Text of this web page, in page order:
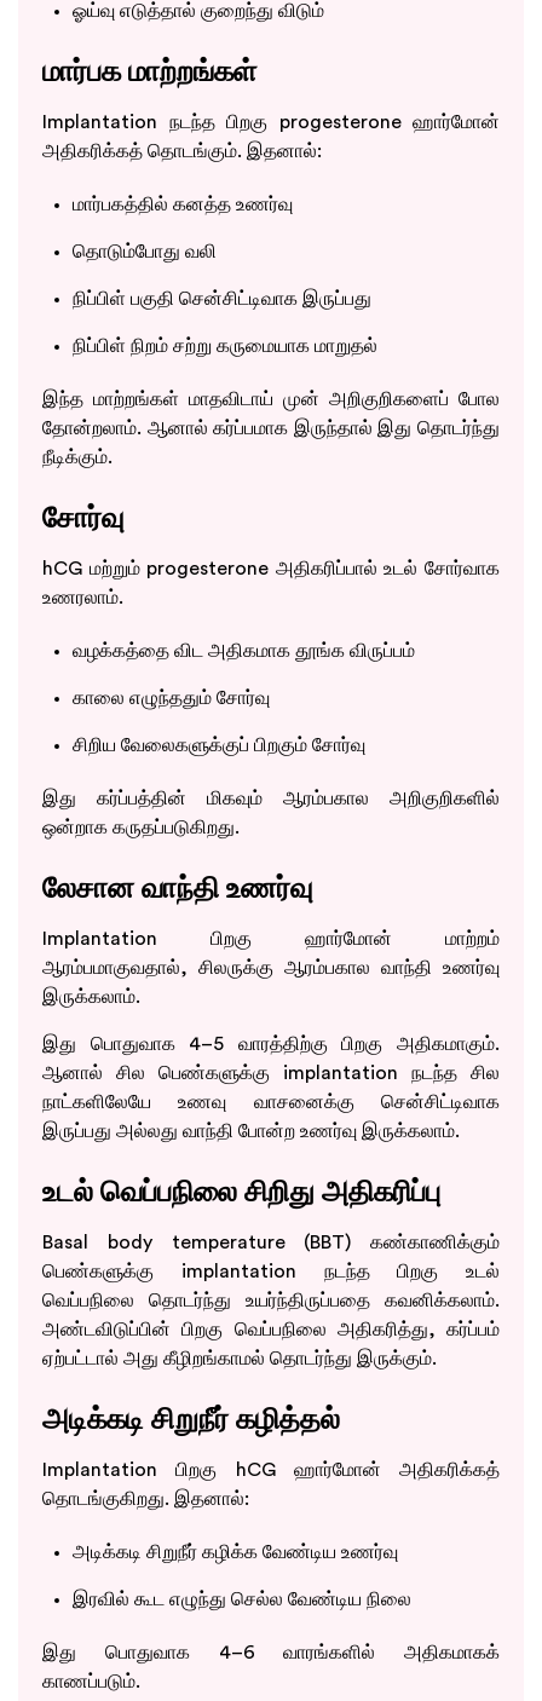
ஓய்வு எடுத்தால் குறைந்து விடும்
மார்பக மாற்றங்கள்
Implantation நடந்த பிறகு progesterone ஹார்மோன்
அதிகரிக்கத் தொடங்கும். இதனால்:
மார்பகத்தில் கனத்த உணர்வு
தொடும்போது வலி
நிப்பிள் பகுதி சென்சிட்டிவாக இருப்பது
நிப்பிள் நிறம் சற்று கருமையாக மாறுதல்
இந்த மாற்றங்கள் மாதவிடாய் முன் அறிகுறிகளைப் போல
தோன்றலாம். ஆனால் கர்ப்பமாக இருந்தால் இது தொடர்ந்து
நீடிக்கும்.
சோர்வு
hCG மற்றும் progesterone அதிகரிப்பால் உடல் சோர்வாக
உணரலாம்.
வழக்கத்தை விட அதிகமாக தூங்க விருப்பம்
காலை எழுந்ததும் சோர்வு
சிறிய வேலைகளுக்குப் பிறகும் சோர்வு
இது கர்ப்பத்தின் மிகவும் ஆரம்பகால அறிகுறிகளில்
ஒன்றாக கருதப்படுகிறது.
லேசான வாந்தி உணர்வு
Implantation பிறகு ஹார்மோன் மாற்றம்
ஆரம்பமாகுவதால், சிலருக்கு ஆரம்பகால வாந்தி உணர்வு
இருக்கலாம்.
இது பொதுவாக 4–5 வாரத்திற்கு பிறகு அதிகமாகும்.
ஆனால் சில பெண்களுக்கு implantation நடந்த சில
நாட்களிலேயே உணவு வாசனைக்கு சென்சிட்டிவாக
இருப்பது அல்லது வாந்தி போன்ற உணர்வு இருக்கலாம்.
உடல் வெப்பநிலை சிறிது அதிகரிப்பு
Basal body temperature (BBT) கண்காணிக்கும்
பெண்களுக்கு implantation நடந்த பிறகு உடல்
வெப்பநிலை தொடர்ந்து உயர்ந்திருப்பதை கவனிக்கலாம்.
அண்டவிடுப்பின் பிறகு வெப்பநிலை அதிகரித்து, கர்ப்பம்
ஏற்பட்டால் அது கீழிறங்காமல் தொடர்ந்து இருக்கும்.
அடிக்கடி சிறுநீர் கழித்தல்
Implantation பிறகு hCG ஹார்மோன் அதிகரிக்கத்
தொடங்குகிறது. இதனால்:
அடிக்கடி சிறுநீர் கழிக்க வேண்டிய உணர்வு
இரவில் கூட எழுந்து செல்ல வேண்டிய நிலை
இது பொதுவாக 4–6 வாரங்களில் அதிகமாகக்
காணப்படும்.
Take the Next Step in Your